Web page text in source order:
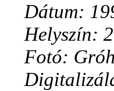
Dátum:
Helyszín:
Fotó: